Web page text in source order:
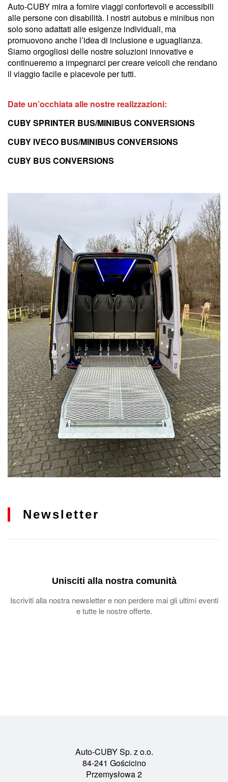
Auto-CUBY mira a fornire viaggi confortevoli e accessibili
alle persone con disabilità. I nostri autobus e minibus non
solo sono adattati alle esigenze individuali, ma
promuovono anche l’idea di inclusione e uguaglianza.
Siamo orgogliosi delle nostre soluzioni innovative e
continueremo a impegnarci per creare veicoli che rendano
il viaggio facile e piacevole per tutti.
Date un’occhiata alle nostre realizzazioni:
CUBY SPRINTER BUS/MINIBUS CONVERSIONS
CUBY IVECO BUS/MINIBUS CONVERSIONS
CUBY BUS CONVERSIONS
Newsletter
Unisciti alla nostra comunità
Iscriviti alla nostra newsletter e non perdere mai gli ultimi eventi
e tutte le nostre offerte.
Auto-CUBY Sp. z o.o.
84-241 Gościcino
Przemysłowa 2